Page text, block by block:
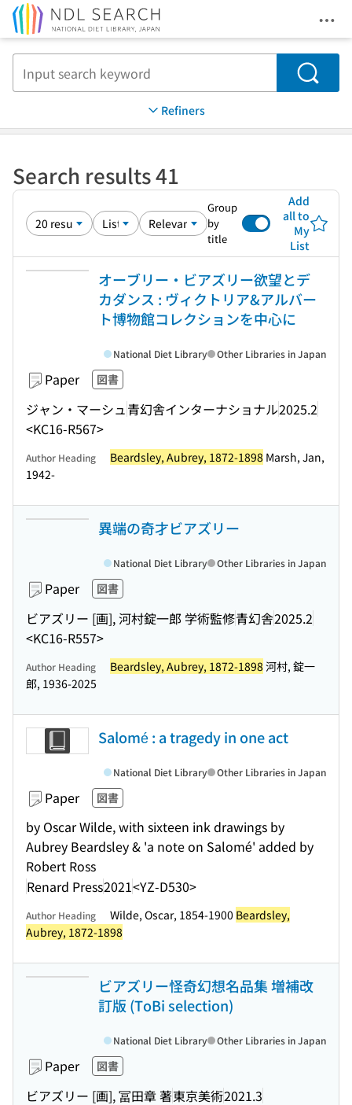
Search
Refiners
Search results 41
Group
by
title
Add
all to
My
List
オーブリー・ビアズリー欲望とデ
カダンス : ヴィクトリア&アルバー
ト博物館コレクションを中心に
Paper 図書
ジャン・マーシュ青幻舎インターナショナル2025.2
<KC16-R567>
National Diet Library Other Libraries in Japan
Author Heading Beardsley, Aubrey, 1872-1898 Marsh, Jan,
1942-
異端の奇才ビアズリー
Paper 図書
ビアズリー [画], 河村錠一郎 学術監修青幻舎2025.2
<KC16-R557>
National Diet Library Other Libraries in Japan
Author Heading Beardsley, Aubrey, 1872-1898 河村, 錠一
郎, 1936-2025
Salomé : a tragedy in one act
Paper 図書
by Oscar Wilde, with sixteen ink drawings by
Aubrey Beardsley & 'a note on Salomé' added by
Robert Ross
Renard Press2021<YZ-D530>
National Diet Library Other Libraries in Japan
Author Heading Wilde, Oscar, 1854-1900 Beardsley,
Aubrey, 1872-1898
ビアズリー怪奇幻想名品集 増補改
訂版 (ToBi selection)
Paper 図書
ビアズリー [画], 冨田章 著東京美術2021.3
National Diet Library Other Libraries in Japan